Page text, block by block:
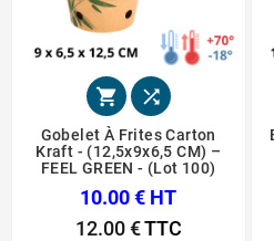
 
Gobelet À Frites Carton
Kraft - (12,5x9x6,5 CM) –
FEEL GREEN - (Lot 100)
10.00 € HT
12.00 €TTC